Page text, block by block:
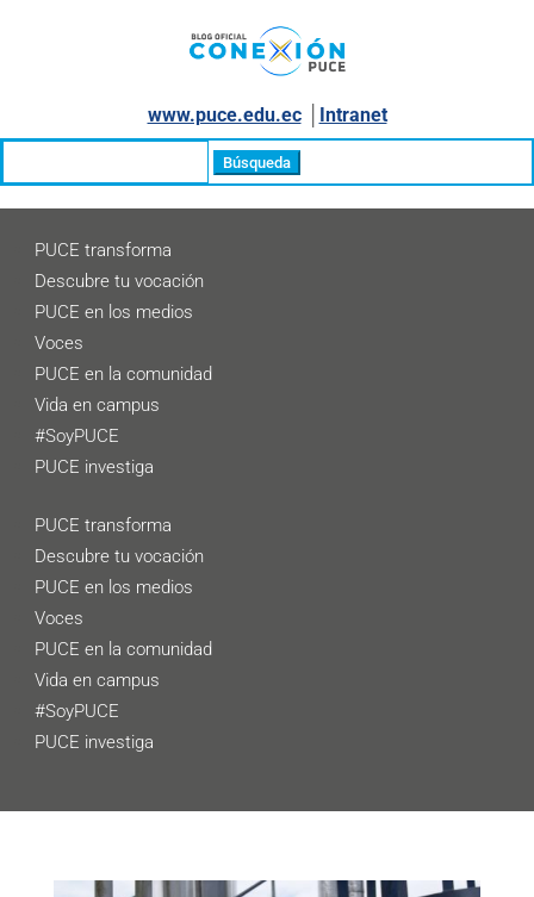
www.puce.edu.ec│ Intranet
PUCE transforma
Descubre tu vocación
PUCE en los medios
Voces
PUCE en la comunidad
Vida en campus
#SoyPUCE
PUCE investiga
PUCE transforma
Descubre tu vocación
PUCE en los medios
Voces
PUCE en la comunidad
Vida en campus
#SoyPUCE
PUCE investiga